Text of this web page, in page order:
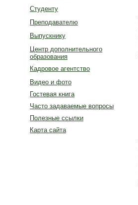
Студенту
Преподавателю
Выпускнику
Центр дополнительного
образования
Кадровое агентство
Видео и фото
Гостевая книга
Часто задаваемые вопросы
Полезные ссылки
Карта сайта